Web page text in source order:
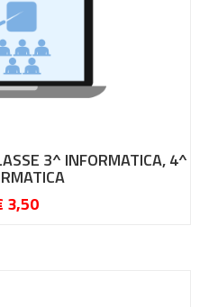
3^ INFORMATICA, 4^
3,50